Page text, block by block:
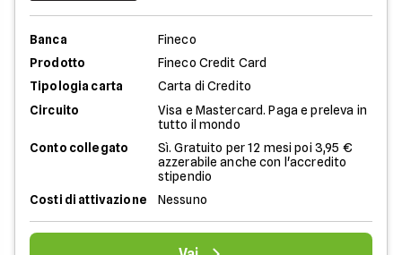
Banca
Fineco
Prodotto
Fineco Credit Card
Tipologia carta
Carta di Credito
Circuito
Visa e Mastercard. Paga e preleva in
tutto il mondo
Conto collegato
Sì. Gratuito per 12 mesi poi 3,95 €
azzerabile anche con l'accredito
stipendio
Costi di attivazione
Nessuno